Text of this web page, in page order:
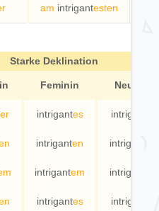
am intrigantesten
Starke Deklination
Feminin Neutral
er intrigantes intrigant
intriganten intrigant
intrigantem intrigant
intrigantes intrigant